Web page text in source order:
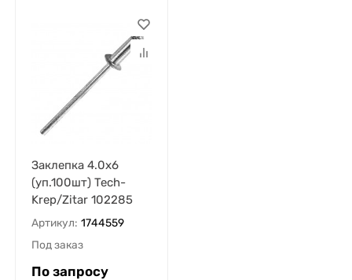
Заклепка 4.0х6
(уп.100шт) Tech-
Krep/Zitar 102285
Артикул: 1744559
Под заказ
По запросу